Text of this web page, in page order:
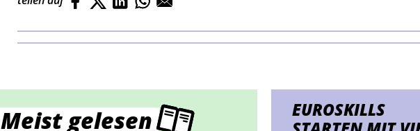
Meist gelesen
EUROSKILLS